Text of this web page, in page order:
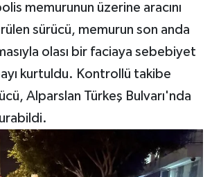
memurunun üzerine aracını
sürücü, memurun son anda
olası bir faciaya sebebiyet
kurtuldu. Kontrollü takibe
Alparslan Türkeş Bulvarı'nda